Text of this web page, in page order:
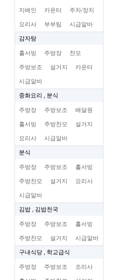
지배인 카운터 주차/장치
요리사 부부팀 시급알바
감자탕
홀서빙 주방장 찬모
주방보조 설거지 카운터
시급알바
중화요리 , 분식
주방장 주방보조 배달원
홀서빙 주방찬모 설거지
요리사 시급알바
분식
주방장 주방보조 홀서빙
주방찬모 설거지 요리사
시급알바
김밥 , 김밥천국
주방장 주방보조 홀서빙
주방찬모 설거지 시급알바
구내식당 , 학교급식
주방장 주방보조 조리사